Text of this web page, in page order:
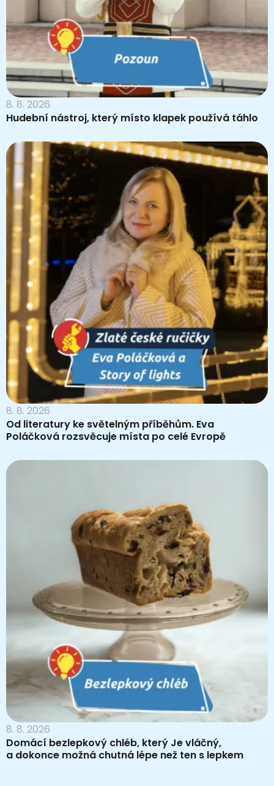
8. 8. 2026
Hudební nástroj, který místo klapek používá táhlo
8. 8. 2026
Od literatury ke světelným příběhům. Eva
Poláčková rozsvěcuje místa po celé Evropě
8. 8. 2026
Domácí bezlepkový chléb, který Je vláčný,
a dokonce možná chutná lépe než ten s lepkem